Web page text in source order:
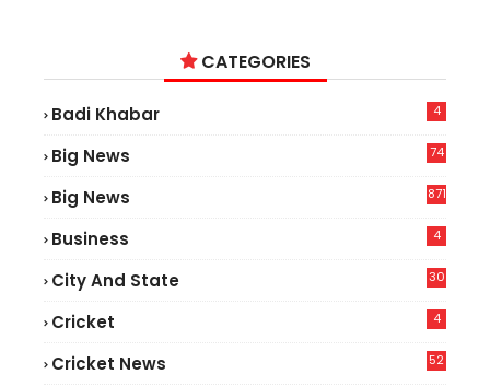
CATEGORIES
Badi Khabar 4
Big News
74
Big News 871
Business 4
City And State 30
Cricket 4
Cricket News
52